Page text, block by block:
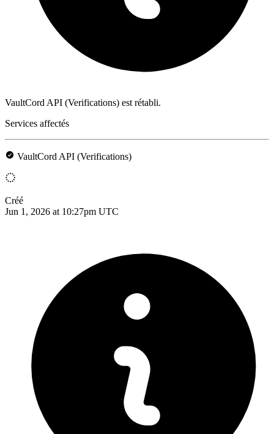
VaultCord API (Verifications) est rétabli.
Services affectés
VaultCord API (Verifications)
Créé
Jun 1, 2026 at 10:27pm UTC